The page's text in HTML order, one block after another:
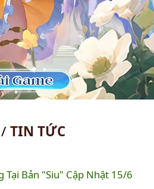
/ TIN TỨC
Tại Bản "Siu" Cập Nhật 15/6